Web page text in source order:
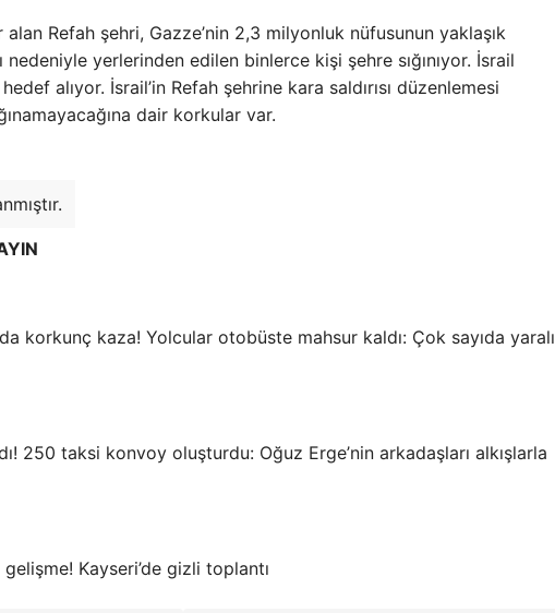
alan Refah şehri, Gazze’nin 2,3 milyonluk nüfusunun yaklaşık
nedeniyle yerlerinden edilen binlerce kişi şehre sığınıyor. İsrail
alıyor. İsrail’in Refah şehrine kara saldırısı düzenlemesi
dair korkular var.
korkunç kaza! Yolcular otobüste mahsur kaldı: Çok sayıda yaralı
250 taksi konvoy oluşturdu: Oğuz Erge’nin arkadaşları alkışlarla
gelişme! Kayseri’de gizli toplantı